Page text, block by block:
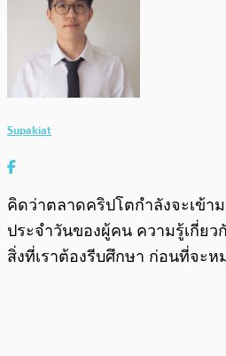
Supakiat
คิดว่าตลาดคริปโตกำลังจะเข้า
ประจำวันของผู้คน ความรู้เกี่ย
สิ่งที่เราต้องรีบศึกษา ก่อนที่จะ